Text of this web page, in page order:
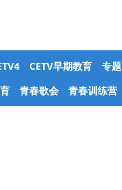
CETV早期教育 专题
青春歌会 青春训练营